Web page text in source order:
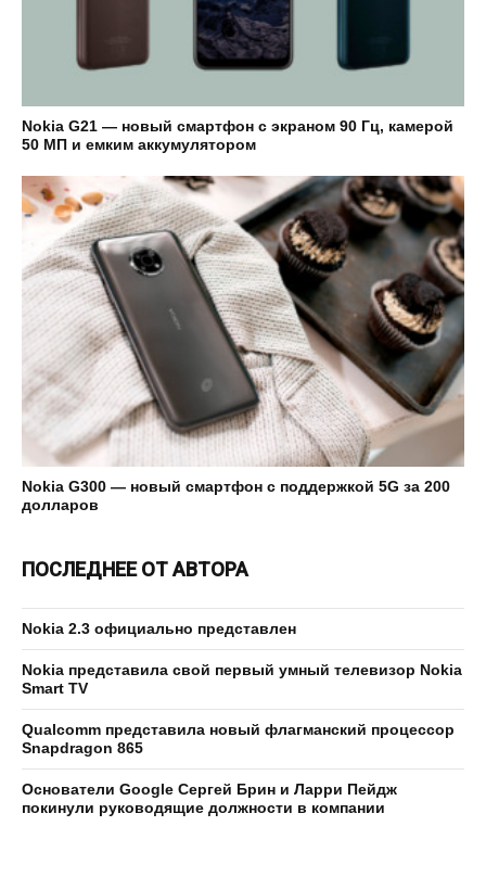
Nokia G21 — новый смартфон с экраном 90 Гц, камерой
50 МП и емким аккумулятором
Nokia G300 — новый смартфон с поддержкой 5G за 200
долларов
ПОСЛЕДНЕЕ ОТ АВТОРА
Nokia 2.3 официально представлен
Nokia представила свой первый умный телевизор Nokia
Smart TV
Qualcomm представила новый флагманский процессор
Snapdragon 865
Основатели Google Сергей Брин и Ларри Пейдж
покинули руководящие должности в компании